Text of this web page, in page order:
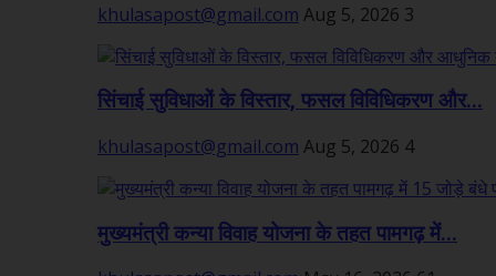
khulasapost@gmail.com Aug 5, 2026 3
सिंचाई सुविधाओं के विस्तार, फसल विविधिकरण और...
khulasapost@gmail.com Aug 5, 2026 4
मुख्यमंत्री कन्या विवाह योजना के तहत पामगढ़ में...